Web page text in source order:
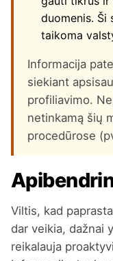
duomenis. Ši
taikoma
Informacija
siekiant
profiliavimo.
netinkamą šių
procedūrose
Viltis, kad
dar veikia, dažnai
reikalauja